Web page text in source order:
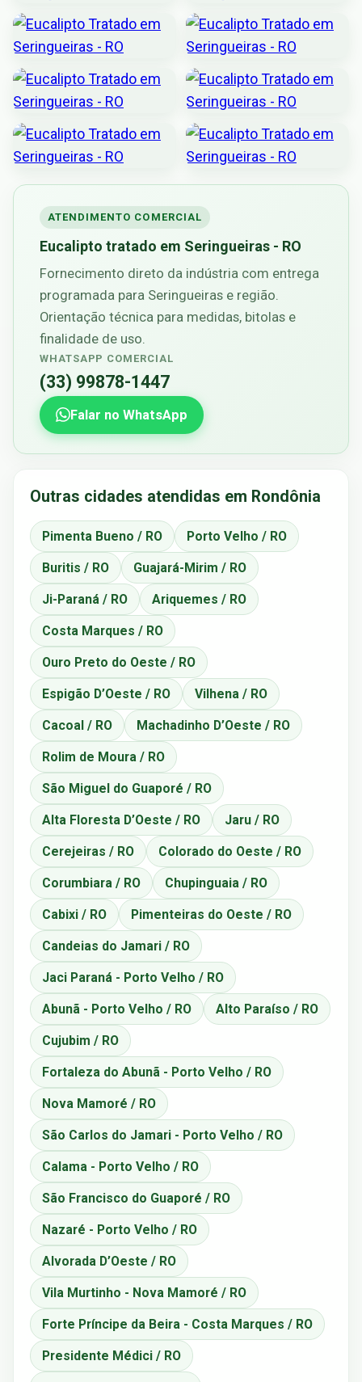
ATENDIMENTO COMERCIAL
Eucalipto tratado em Seringueiras - RO
Fornecimento direto da indústria com entrega
programada para Seringueiras e região.
Orientação técnica para medidas, bitolas e
finalidade de uso.
WHATSAPP COMERCIAL
(33) 99878-1447
Falar no WhatsApp
Outras cidades atendidas em Rondônia
Pimenta Bueno / RO Porto Velho / RO
Buritis / RO Guajará-Mirim / RO
Ji-Paraná / RO Ariquemes / RO
Costa Marques / RO
Ouro Preto do Oeste / RO
Espigão D’Oeste / RO Vilhena / RO
Cacoal / RO Machadinho D’Oeste / RO
Rolim de Moura / RO
São Miguel do Guaporé / RO
Alta Floresta D’Oeste / RO Jaru / RO
Cerejeiras / RO Colorado do Oeste / RO
Corumbiara / RO Chupinguaia / RO
Cabixi / RO Pimenteiras do Oeste / RO
Candeias do Jamari / RO
Jaci Paraná - Porto Velho / RO
Abunã - Porto Velho / RO Alto Paraíso / RO
Cujubim / RO
Fortaleza do Abunã - Porto Velho / RO
Nova Mamoré / RO
São Carlos do Jamari - Porto Velho / RO
Calama - Porto Velho / RO
São Francisco do Guaporé / RO
Nazaré - Porto Velho / RO
Alvorada D’Oeste / RO
Vila Murtinho - Nova Mamoré / RO
Forte Príncipe da Beira - Costa Marques / RO
Presidente Médici / RO